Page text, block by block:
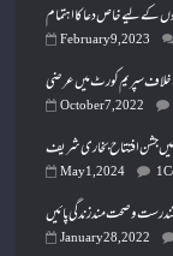
کے لیے خاص دعا کا اہتمام
February 9, 2023
خلاف سپریم کورٹ میں عرضی
October 7, 2022
جشن افتتاح بخاری شریف
May 1, 2024 1
و صحت مند زندگی پائیں
January 28, 2022